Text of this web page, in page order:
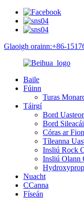
Glaoigh orainn:+86-
Baile
Fúinn
Turas
Táirgí
Bord
Bord
Córas ar
Tíleanna
Insliú Rock
Insliú Olann
Nuacht
CCanna
Físeán